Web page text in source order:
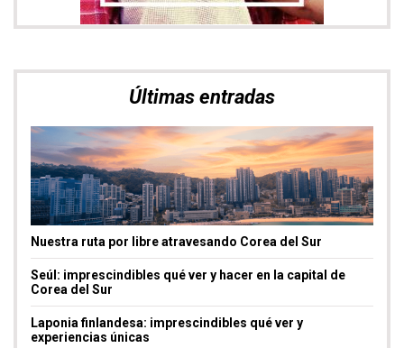
Seúl: imprescindibles qué ver y hacer en la capital de
Laponia finlandesa: imprescindibles qué ver y
experiencias únicas
Entradas más leídas